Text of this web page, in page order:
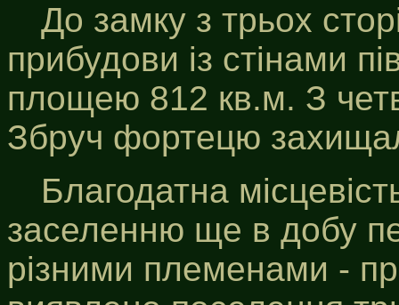
До замку з трьох
прибудови із стінами
площею 812 кв.м. З
Збруч фортецю
Благодатна
заселенню ще в добу
різними племенами -